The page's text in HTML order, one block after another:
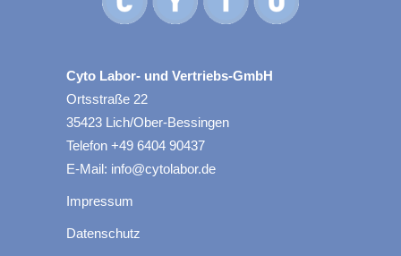
Cyto Labor- und Vertriebs-GmbH
Ortsstraße 22
35423 Lich/Ober-Bessingen
Telefon +49 6404 90437
E-Mail: info@cytolabor.de
Impressum
Datenschutz